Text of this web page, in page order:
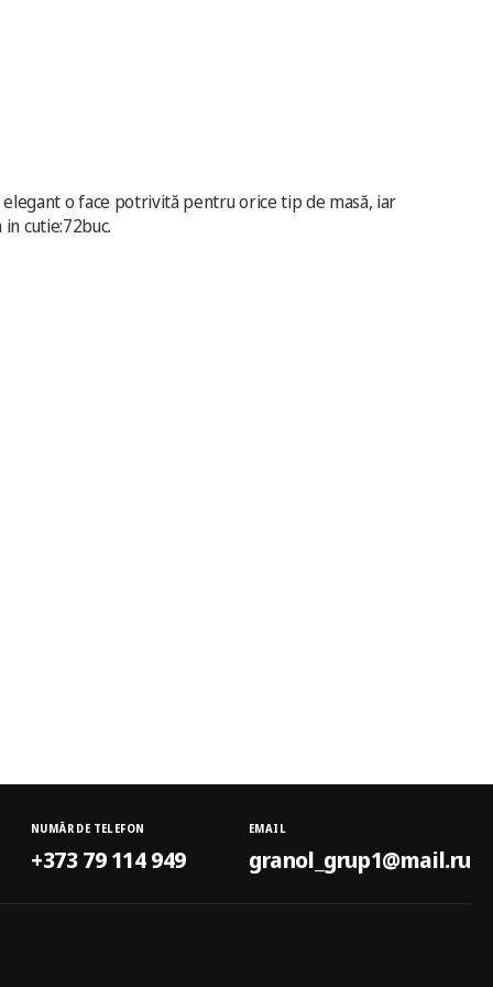
o face potrivită pentru orice tip de masă, iar
cutie:72buc.
NUMĂR DE TELEFON
+373 79 114 949
EMAIL
granol_grup1@mail.ru